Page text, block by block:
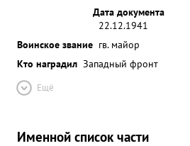
Дата документа
22.12.1941
Воинское звание гв. майор
Кто наградил Западный фронт
Ещё
Именной список части